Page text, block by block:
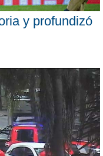
y profundizó